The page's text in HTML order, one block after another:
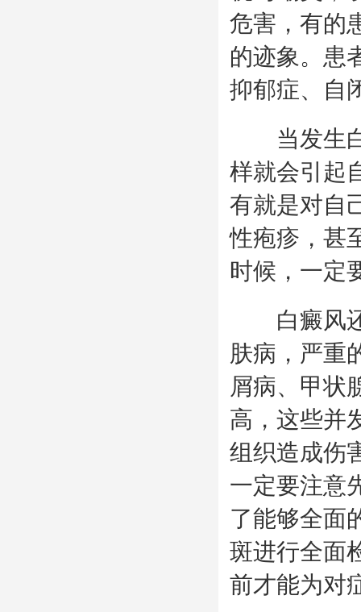
危害，有的
的迹象。患
抑郁症、自
当发生白
样就会引起
有就是对自
性疱疹，甚
时候，一定
白癜风还
肤病，严重
屑病、甲状
高，这些并
组织造成伤
一定要注意
了能够全面
斑进行全面
前才能为对